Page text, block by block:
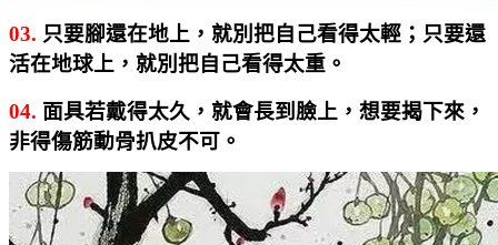
03. 只要腳還在地上，就別把自己看得太輕；只要還
活在地球上，就別把自己看得太重。
04. 面具若戴得太久，就會長到臉上，想要揭下來，
非得傷筋動骨扒皮不可。